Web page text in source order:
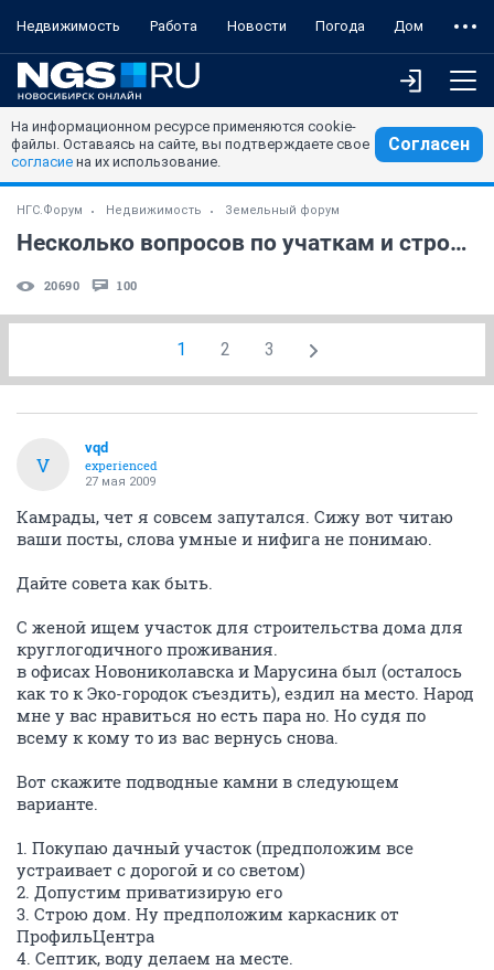
Недвижимость Работа Новости Погода Дом
На информационном ресурсе применяются cookie-
файлы. Оставаясь на сайте, вы подтверждаете свое
согласие на их использование.
Согласен
НГС.Форум Недвижимость Земельный форум
Несколько вопросов по учаткам и строительству
20690 100
1 2 3
V
vqd
experienced
27 мая 2009
Камрады, чет я совсем запутался. Сижу вот читаю
ваши посты, слова умные и нифига не понимаю.
Дайте совета как быть.
С женой ищем участок для строительства дома для
круглогодичного проживания.
в офисах Новониколавска и Марусина был (осталось
как то к Эко-городок съездить), ездил на место. Народ
мне у вас нравиться но есть пара но. Но судя по
всему к кому то из вас вернусь снова.
Вот скажите подводные камни в следующем
варианте.
1. Покупаю дачный участок (предположим все
устраивает с дорогой и со светом)
2. Допустим приватизирую его
3. Строю дом. Ну предположим каркасник от
ПрофильЦентра
4. Септик, воду делаем на месте.